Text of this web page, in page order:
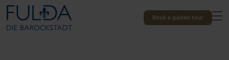
Book a guided tour